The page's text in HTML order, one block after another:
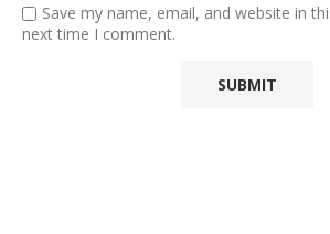
Save my name, email, and website in
next time I comment.